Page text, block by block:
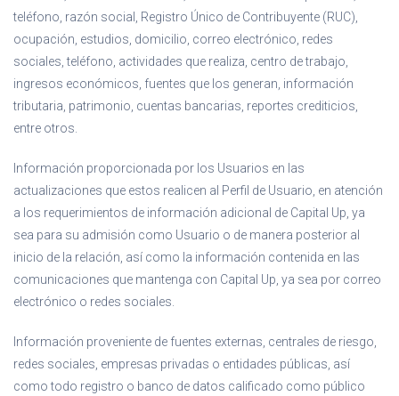
teléfono, razón social, Registro Único de Contribuyente (RUC),
ocupación, estudios, domicilio, correo electrónico, redes
sociales, teléfono, actividades que realiza, centro de trabajo,
ingresos económicos, fuentes que los generan, información
tributaria, patrimonio, cuentas bancarias, reportes crediticios,
entre otros.
Información proporcionada por los Usuarios en las
actualizaciones que estos realicen al Perfil de Usuario, en atención
a los requerimientos de información adicional de Capital Up, ya
sea para su admisión como Usuario o de manera posterior al
inicio de la relación, así como la información contenida en las
comunicaciones que mantenga con Capital Up, ya sea por correo
electrónico o redes sociales.
Información proveniente de fuentes externas, centrales de riesgo,
redes sociales, empresas privadas o entidades públicas, así
como todo registro o banco de datos calificado como público